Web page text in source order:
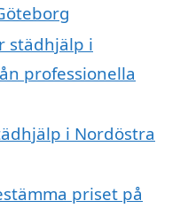
städhjälp i
professionella
i Nordöstra
priset på